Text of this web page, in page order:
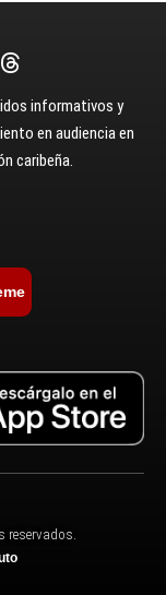
informativos y
en audiencia en
caribeña.
reservados.